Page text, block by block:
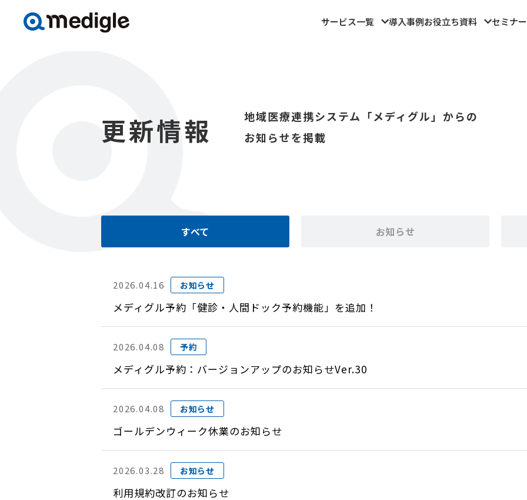
サービス一覧 導入事例お役立ち資料 セミナ
更新情報
地域医療連携システム「メディグル」からの
お知らせを掲載
すべて お知らせ
2026.04.16 お知らせ
メディグル予約「健診・人間ドック予約機能」を追加！
2026.04.08 予約
メディグル予約：バージョンアップのお知らせVer.30
2026.04.08 お知らせ
ゴールデンウィーク休業のお知らせ
2026.03.28 お知らせ
利用規約改訂のお知らせ